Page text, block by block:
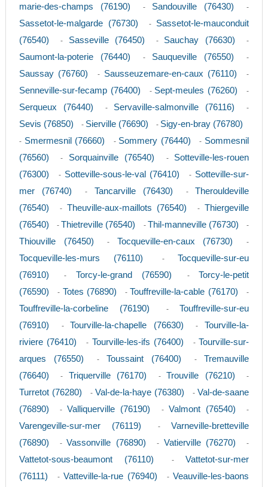
marie-des-champs (76190)
- Sandouville (76430) -
Sassetot-le-malgarde (76730) - Sassetot-le-mauconduit
(76540)
- Sasseville (76450) - Sauchay (76630) -
Saumont-la-poterie (76440) - Sauqueville (76550) -
Saussay (76760) - Sausseuzemare-en-caux (76110) -
Senneville-sur-fecamp (76400) - Sept-meules (76260) -
Serqueux (76440) - Servaville-salmonville (76116) -
Sevis (76850) - Sierville (76690) - Sigy-en-bray (76780)
- Smermesnil (76660) - Sommery (76440) - Sommesnil
(76560)
- Sorquainville (76540) - Sotteville-les-rouen
(76300)
- Sotteville-sous-le-val (76410) - Sotteville-sur-
mer (76740)
- Tancarville (76430) - Therouldeville
(76540)
- Theuville-aux-maillots (76540) - Thiergeville
(76540)
- Thietreville (76540) - Thil-manneville (76730) -
Thiouville (76450) - Tocqueville-en-caux (76730) -
Tocqueville-les-murs (76110) - Tocqueville-sur-eu
(76910)
- Torcy-le-grand (76590) - Torcy-le-petit
(76590)
- Totes (76890) - Touffreville-la-cable (76170) -
Touffreville-la-corbeline (76190) - Touffreville-sur-eu
(76910)
- Tourville-la-chapelle (76630) - Tourville-la-
riviere (76410)
- Tourville-les-ifs (76400) - Tourville-sur-
arques (76550)
- Toussaint (76400) - Tremauville
(76640)
- Triquerville (76170) - Trouville (76210) -
Turretot (76280) - Val-de-la-haye (76380) - Val-de-saane
(76890)
- Valliquerville (76190) - Valmont (76540) -
Varengeville-sur-mer (76119) - Varneville-bretteville
(76890)
- Vassonville (76890) - Vatierville (76270) -
Vattetot-sous-beaumont (76110) - Vattetot-sur-mer
(76111)
- Vatteville-la-rue (76940) - Veauville-les-baons